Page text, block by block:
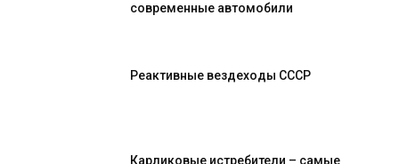
современные автомобили
Реактивные вездеходы СССР
Карликовые истребители – самые